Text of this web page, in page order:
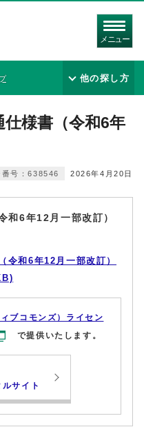
メニュー
他の探し方
仕様書（令和6年
2026年4月20日
番号：638546
和6年12月一部改訂）
令和6年12月一部改訂）
ブコモンズ）ライセン
で提供いたします。
サイト